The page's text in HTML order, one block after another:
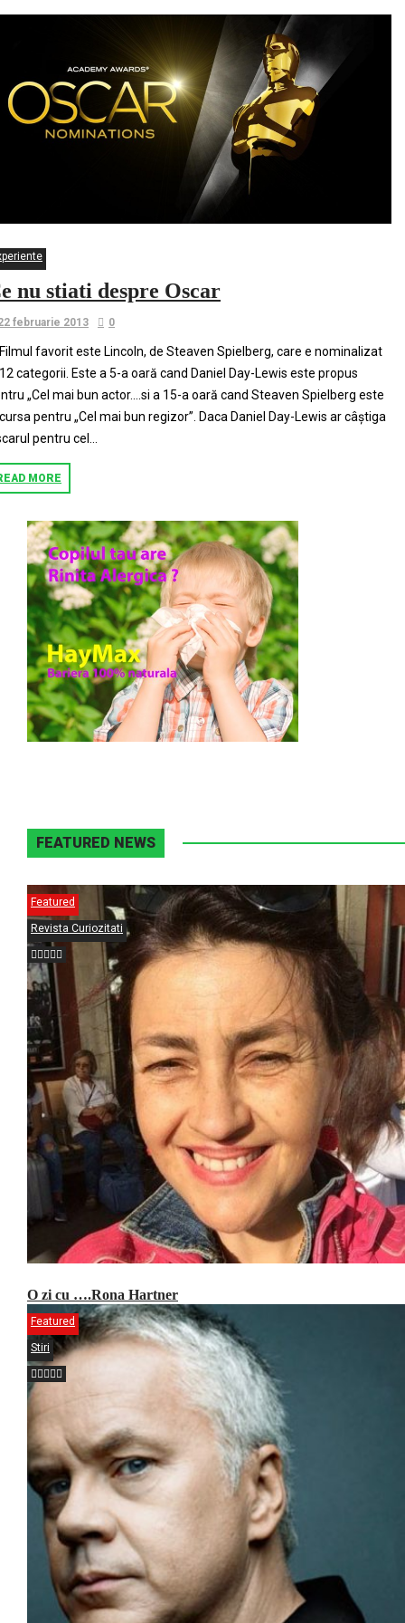
nu stiati despre Oscar
februarie 2013 0
favorit este Lincoln, de Steaven Spielberg, care e nominalizat
categorii. Este a 5-a oară cand Daniel Day-Lewis este propus
„Cel mai bun actor….si a 15-a oară cand Steaven Spielberg este
pentru „Cel mai bun regizor”. Daca Daniel Day-Lewis ar câștiga
pentru cel...
MORE
FEATURED NEWS
Featured
Revista Curiozitati
O zi cu ….Rona Hartner
Featured
Stiri